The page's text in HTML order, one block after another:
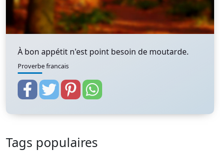
À bon appétit n'est point besoin de moutarde.
Proverbe francais
Tags populaires